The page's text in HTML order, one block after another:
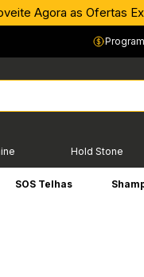
parcelado em até 4x
Agora as Ofertas
Hold Stone
SOS Telhas